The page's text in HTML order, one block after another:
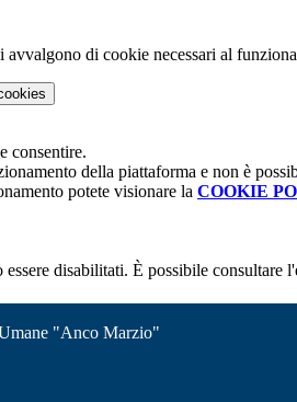
di cookie necessari al
consentire.
della piattaforma e non è
potete visionare la COOKIE
disabilitati. È possibile consultare
"Anco Marzio"